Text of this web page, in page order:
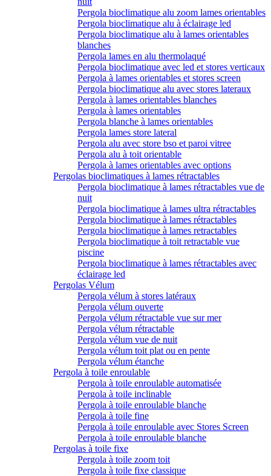
Pergola bioclimatique alu zoom lames orientables
Pergola bioclimatique alu à éclairage led
Pergola bioclimatique alu à lames orientables
blanches
Pergola lames en alu thermolaqué
Pergola bioclimatique avec led et stores verticaux
Pergola à lames orientables et stores screen
Pergola bioclimatique alu avec stores lateraux
Pergola à lames orientables blanches
Pergola à lames orientables
Pergola blanche à lames orientables
Pergola lames store lateral
Pergola alu avec store bso et paroi vitree
Pergola alu à toit orientable
Pergola à lames orientables avec options
Pergolas bioclimatiques à lames rétractables
Pergola bioclimatique à lames rétractables vue de
nuit
Pergola bioclimatique à lames ultra rétractables
Pergola bioclimatique à lames rétractables
Pergola bioclimatique à lames retractables
Pergola bioclimatique à toit retractable vue
piscine
Pergola bioclimatique à lames rétractables avec
éclairage led
Pergolas Vélum
Pergola vélum à stores latéraux
Pergola vélum ouverte
Pergola vélum rétractable vue sur mer
Pergola vélum rétractable
Pergola vélum vue de nuit
Pergola vélum toit plat ou en pente
Pergola vélum étanche
Pergola à toile enroulable
Pergola à toile enroulable automatisée
Pergola à toile inclinable
Pergola à toile enroulable blanche
Pergola à toile fine
Pergola à toile enroulable avec Stores Screen
Pergola à toile enroulable blanche
Pergolas à toile fixe
Pergola à toile zoom toit
Pergola à toile fixe classique